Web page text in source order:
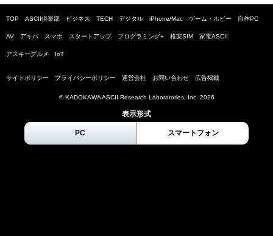
TOP ASCII倶楽部 ビジネス TECH デジタル iPhone/Mac ゲーム・ホビー 自作PC
AV アキバ スマホ スタートアップ プログラミング+ 格安SIM 家電ASCII
アスキーグルメ IoT
サイトポリシー プライバシーポリシー 運営会社 お問い合わせ 広告掲載
© KADOKAWA ASCII Research Laboratories, Inc. 2026
表示形式
PC スマートフォン